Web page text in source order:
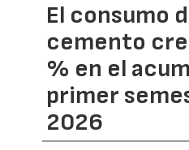
El consumo
cemento
% en el
primer
2026